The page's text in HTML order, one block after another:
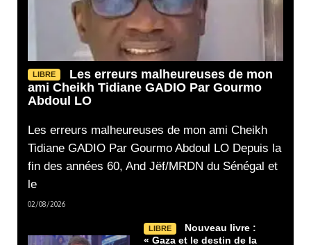
LIBRE
Les erreurs malheureuses de mon
ami Cheikh Tidiane GADIO Par Gourmo
Abdoul LO
Les erreurs malheureuses de mon ami Cheikh
Tidiane GADIO Par Gourmo Abdoul LO Depuis la
fin des années 60, And Jëf/MRDN du Sénégal et
le
02/08/2026
LIBRE
Nouveau livre :
« Gaza et le destin de la